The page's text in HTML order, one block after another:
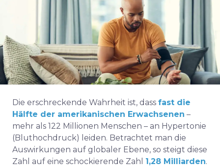
Die erschreckende Wahrheit ist, dass fast die
Hälfte der amerikanischen Erwachsenen –
mehr als 122 Millionen Menschen – an Hypertonie
(Bluthochdruck) leiden. Betrachtet man die
Auswirkungen auf globaler Ebene, so steigt diese
Zahl auf eine schockierende Zahl 1,28 Milliarden.